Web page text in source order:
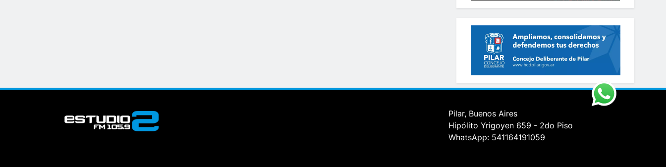
Pilar, Buenos Aires
Hipólito Yrigoyen 659 - 2do Piso
WhatsApp: 541164191059